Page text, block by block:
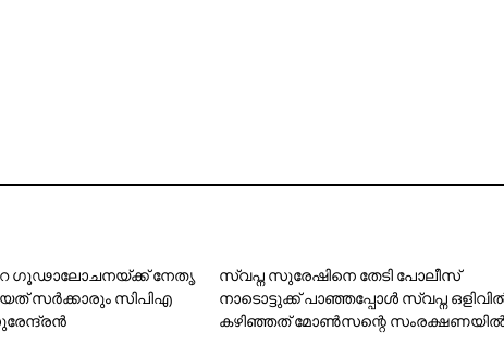
ഗൂ​ഢാ​ലോ​ച​ന​യ്ക്ക് നേ​തൃ​
സ​ര്‍​ക്കാ​രും സി​പി​എ​
സ്വപ്ന സുരേഷിനെ തേടി പോലീസ്
നാടൊട്ടുക്ക് പാഞ്ഞപ്പോള്‍ സ്വപ്ന
കഴിഞ്ഞത് മോണ്‍സന്റെ